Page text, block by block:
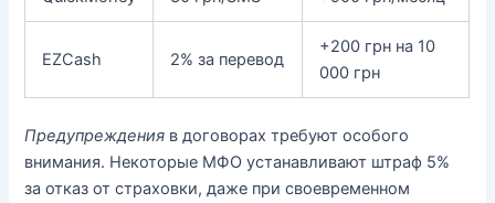
EZCash 2% за перевод
+200 грн на 10
000 грн
Предупреждения в договорах требуют особого
внимания. Некоторые МФО устанавливают штраф 5%
за отказ от страховки, даже при своевременном